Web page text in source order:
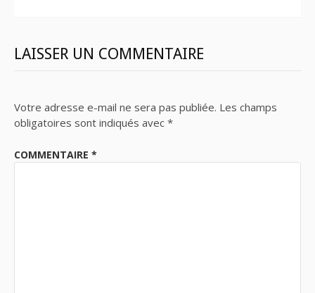
LAISSER UN COMMENTAIRE
Votre adresse e-mail ne sera pas publiée. Les champs
obligatoires sont indiqués avec *
COMMENTAIRE *